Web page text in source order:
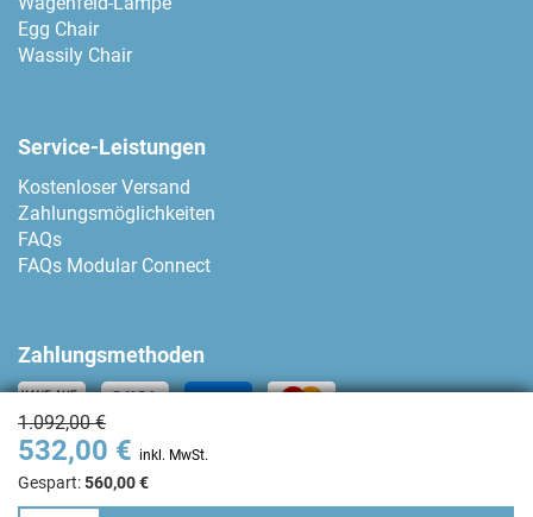
1.092,00 €
532,00 € inkl. MwSt.
Gespart:560,00 €
Egg Chair
Wassily Chair
Service-Leistungen
Kostenloser Versand
Zahlungsmöglichkeiten
FAQs
FAQs Modular Connect
Zahlungsmethoden
Kontakt
+34 93 80 04 874